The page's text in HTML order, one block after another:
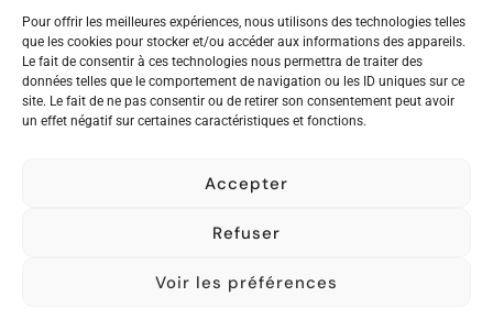
Pour offrir les meilleures expériences, nous utilisons des technologies telles
que les cookies pour stocker et/ou accéder aux informations des appareils.
Le fait de consentir à ces technologies nous permettra de traiter des
données telles que le comportement de navigation ou les ID uniques sur ce
site. Le fait de ne pas consentir ou de retirer son consentement peut avoir
un effet négatif sur certaines caractéristiques et fonctions.
Accepter
Refuser
Voir les préférences